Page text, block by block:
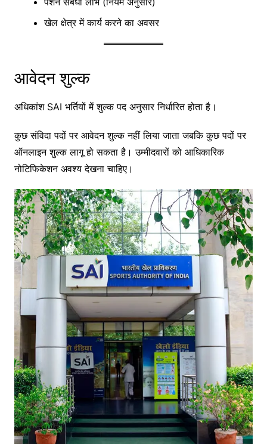
खेल क्षेत्र में कार्य करने का अवसर
आवेदन शुल्क
अधिकांश SAI भर्तियों में शुल्क पद अनुसार निर्धारित होता है।
कुछ संविदा पदों पर आवेदन शुल्क नहीं लिया जाता जबकि कुछ पदों पर
ऑनलाइन शुल्क लागू हो सकता है। उम्मीदवारों को आधिकारिक
नोटिफिकेशन अवश्य देखना चाहिए।